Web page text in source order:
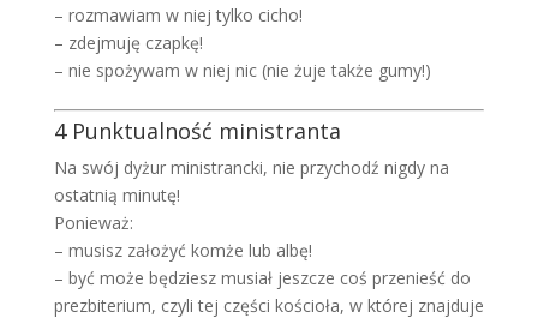
– rozmawiam w niej tylko cicho!
– zdejmuję czapkę!
– nie spożywam w niej nic (nie żuje także gumy!)
4 Punktualność ministranta
Na swój dyżur ministrancki, nie przychodź nigdy na
ostatnią minutę!
Ponieważ:
– musisz założyć komże lub albę!
– być może będziesz musiał jeszcze coś przenieść do
prezbiterium, czyli tej części kościoła, w której znajduje